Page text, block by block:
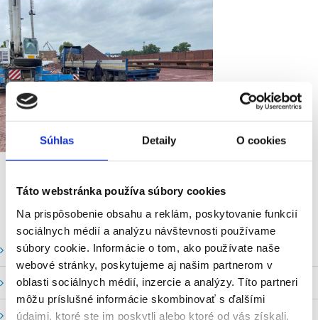
Súhlas Detaily O cookies
Táto webstránka používa súbory cookies
Na prispôsobenie obsahu a reklám, poskytovanie funkcií
sociálnych médií a analýzu návštevnosti používame
súbory cookie. Informácie o tom, ako používate naše
webové stránky, poskytujeme aj našim partnerom v
oblasti sociálnych médií, inzercie a analýzy. Títo partneri
môžu príslušné informácie skombinovať s ďalšími
údajmi, ktoré ste im poskytli alebo ktoré od vás získali,
Vodné stavy a prietoky SHMU
Stavy a prietoky SVP, š. p.
Mapový portál